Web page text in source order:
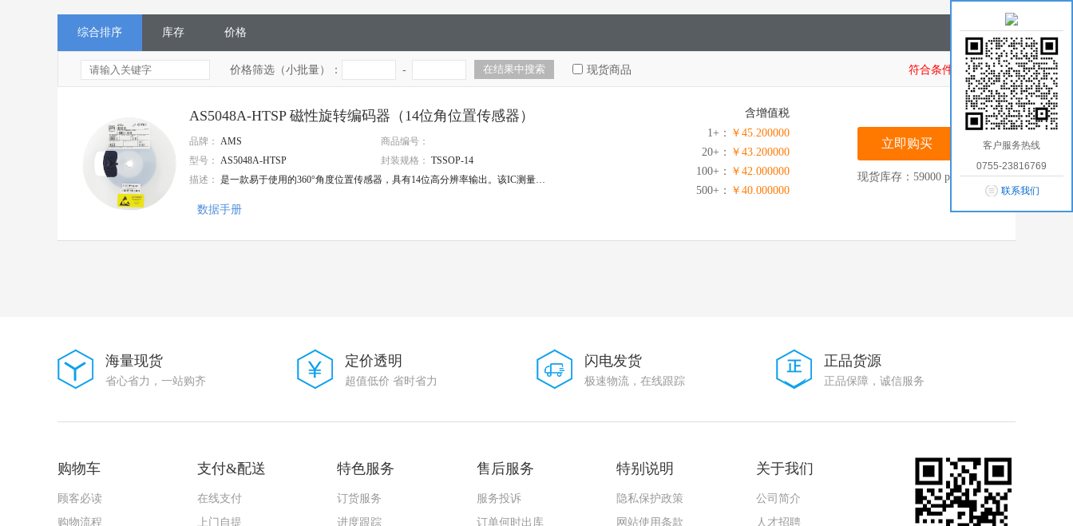
东高志(TOCOS)
风华
国星光电
台湾丰宾(CapXon)
ST(意法半导体)
TI(德州仪器)
Nexperia(安世)
大毅科技
VISHAY(威世)
Goertek(歌尔)
7Q-TEK(七芯中创)
Sencoch(芯感智)
AIC(沛亨半导体)
onsemi(安森美)
Cmos(广东场效应半导体)
FORT(致强)
1/1
综合排序 库存 价格
符合条件商品：1
价格筛选（小批量）： - 现货商品
AS5048A-HTSP 磁性旋转编码器（14位角位置传感器）
品牌： AMS
商品编号：
型号： AS5048A-HTSP 封装规格： TSSOP-14
描述： 是一款易于使用的360°角度位置传感器，具有14位高分辨率输出。该IC测量…
数据手册
含增值税
1+： ￥45.200000
20+： ￥43.200000
100+： ￥42.000000
500+： ￥40.000000
立即购买
现货库存：59000 pcs
海量现货
省心省力，一站购齐
定价透明
超值低价 省时省力
闪电发货
极速物流，在线跟踪
正品货源
正品保障，诚信服务
购物车
顾客必读
购物流程
支付&配送
在线支付
上门自提
特色服务
订货服务
进度跟踪
售后服务
服务投诉
订单何时出库
特别说明
隐私保护政策
网站使用条款
关于我们
公司简介
人才招聘
客户服务热线
0755-23816769
联系我们